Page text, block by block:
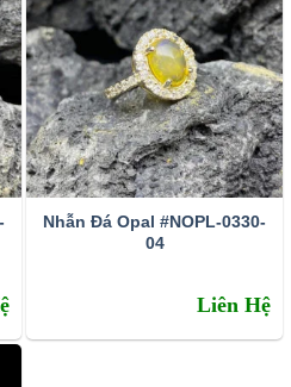
Dĩ nhiên là đá ghép này rẻ
được bán theo từng viên và
lần nếu viên đá quá đặc biệt.
Nhẫn Đá Opal #NOPL-0330-
04
Liên Hệ